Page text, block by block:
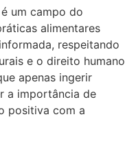
um campo do
alimentares
respeitando
e o direito humano
apenas ingerir
a importância de
positiva com a